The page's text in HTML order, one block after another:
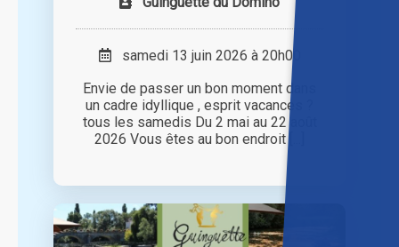
samedi 13 juin 2026 à 20h00
Envie de passer un bon moment dans
un cadre idyllique , esprit vacances ?
tous les samedis Du 2 mai au 22 août
2026 Vous êtes au bon endroit [...]